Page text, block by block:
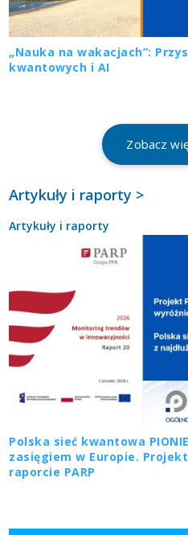
„Nauka na wakacjach”:
kwantowych i AI
Zobacz
Artykuły i raporty >
Artykuły i raporty
Polska sieć kwantowa
zasięgiem w Europie.
raporcie PARP